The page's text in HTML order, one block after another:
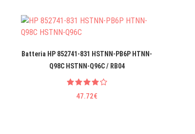
Batteria HP 852741-831 HSTNN-PB6P HTNN-
Q98C HSTNN-Q96C / RB04
47.72€